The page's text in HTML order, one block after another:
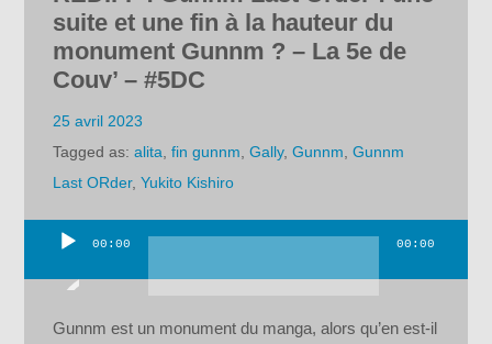
suite et une fin à la hauteur du
monument Gunnm ? – La 5e de
Couv’ – #5DC
25 avril 2023
Tagged as:alita ,fin gunnm ,Gally,Gunnm ,Gunnm
Last ORder,Yukito Kishiro
00:00 00:00
Gunnm est un monument du manga, alors qu’en est-il